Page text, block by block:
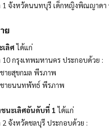
1 จังหวัดนนทบุรี เด็กหญิงพิณญาด
ย
เลิศได้แก่
10 กรุงเทพมหานคร ประกอบด้วย :
ายสุขกมล พีรภาพ
ชายนนทพัทธ์ พีรภาพ
ชนะเลิศอันดับที่ 1ได้แก่
2 จังหวัดชลบุรี ประกอบด้วย :